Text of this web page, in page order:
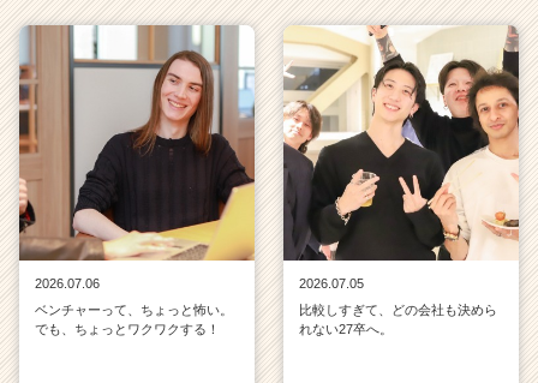
2026.07.06
ベンチャーって、ちょっと怖い。
でも、ちょっとワクワクする！
2026.07.05
比較しすぎて、どの会社も決めら
れない27卒へ。